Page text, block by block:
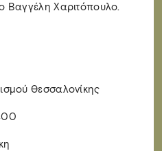
Βαγγέλη Χαριτόπουλο.
Θεσσαλονίκης